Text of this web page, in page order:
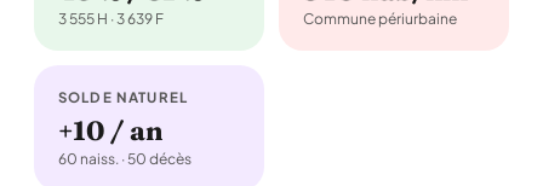
3 555 H · 3 639 F Commune périurbaine
SOLDE NATUREL
+10 / an
60 naiss. · 50 décès